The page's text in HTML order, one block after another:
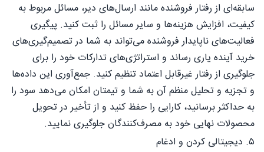
سابقه‌ای از رفتار فروشنده مانند ارسال‌های دیر، مسائل مربوط به
کیفیت، افزایش هزینه‌ها و سایر مسائل را ثبت کنید. پیگیری
فعالیت‌های ناپایدار فروشنده می‌تواند به شما در تصمیم‌گیری‌های
خرید آینده یاری رساند و استراتژی‌های تدارکات خود را برای
جلوگیری از رفتار غیرقابل اعتماد تنظیم کنید. جمع‌آوری این داده‌ها
و تجزیه و تحلیل منظم آن به شما و تیمتان امکان می‌دهد سود را
به حداکثر برسانید، کارایی را حفظ کنید و از تأخیر در تحویل
محصولات نهایی خود به مصرف‌کنندگان جلوگیری نمایید.
۵. دیجیتالی کردن و ادغام